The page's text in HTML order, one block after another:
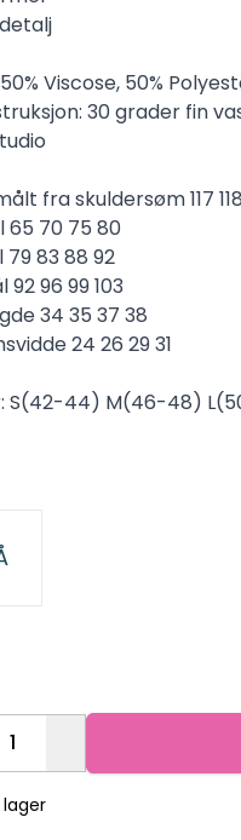
Viscose, 50%
30 grader fin
fra skuldersøm 117 118
65 70 75 80
79 83 88 92
96 99 103
34 35 37 38
24 26 29 31
S(42-44) M(46-48)
Farger
lager